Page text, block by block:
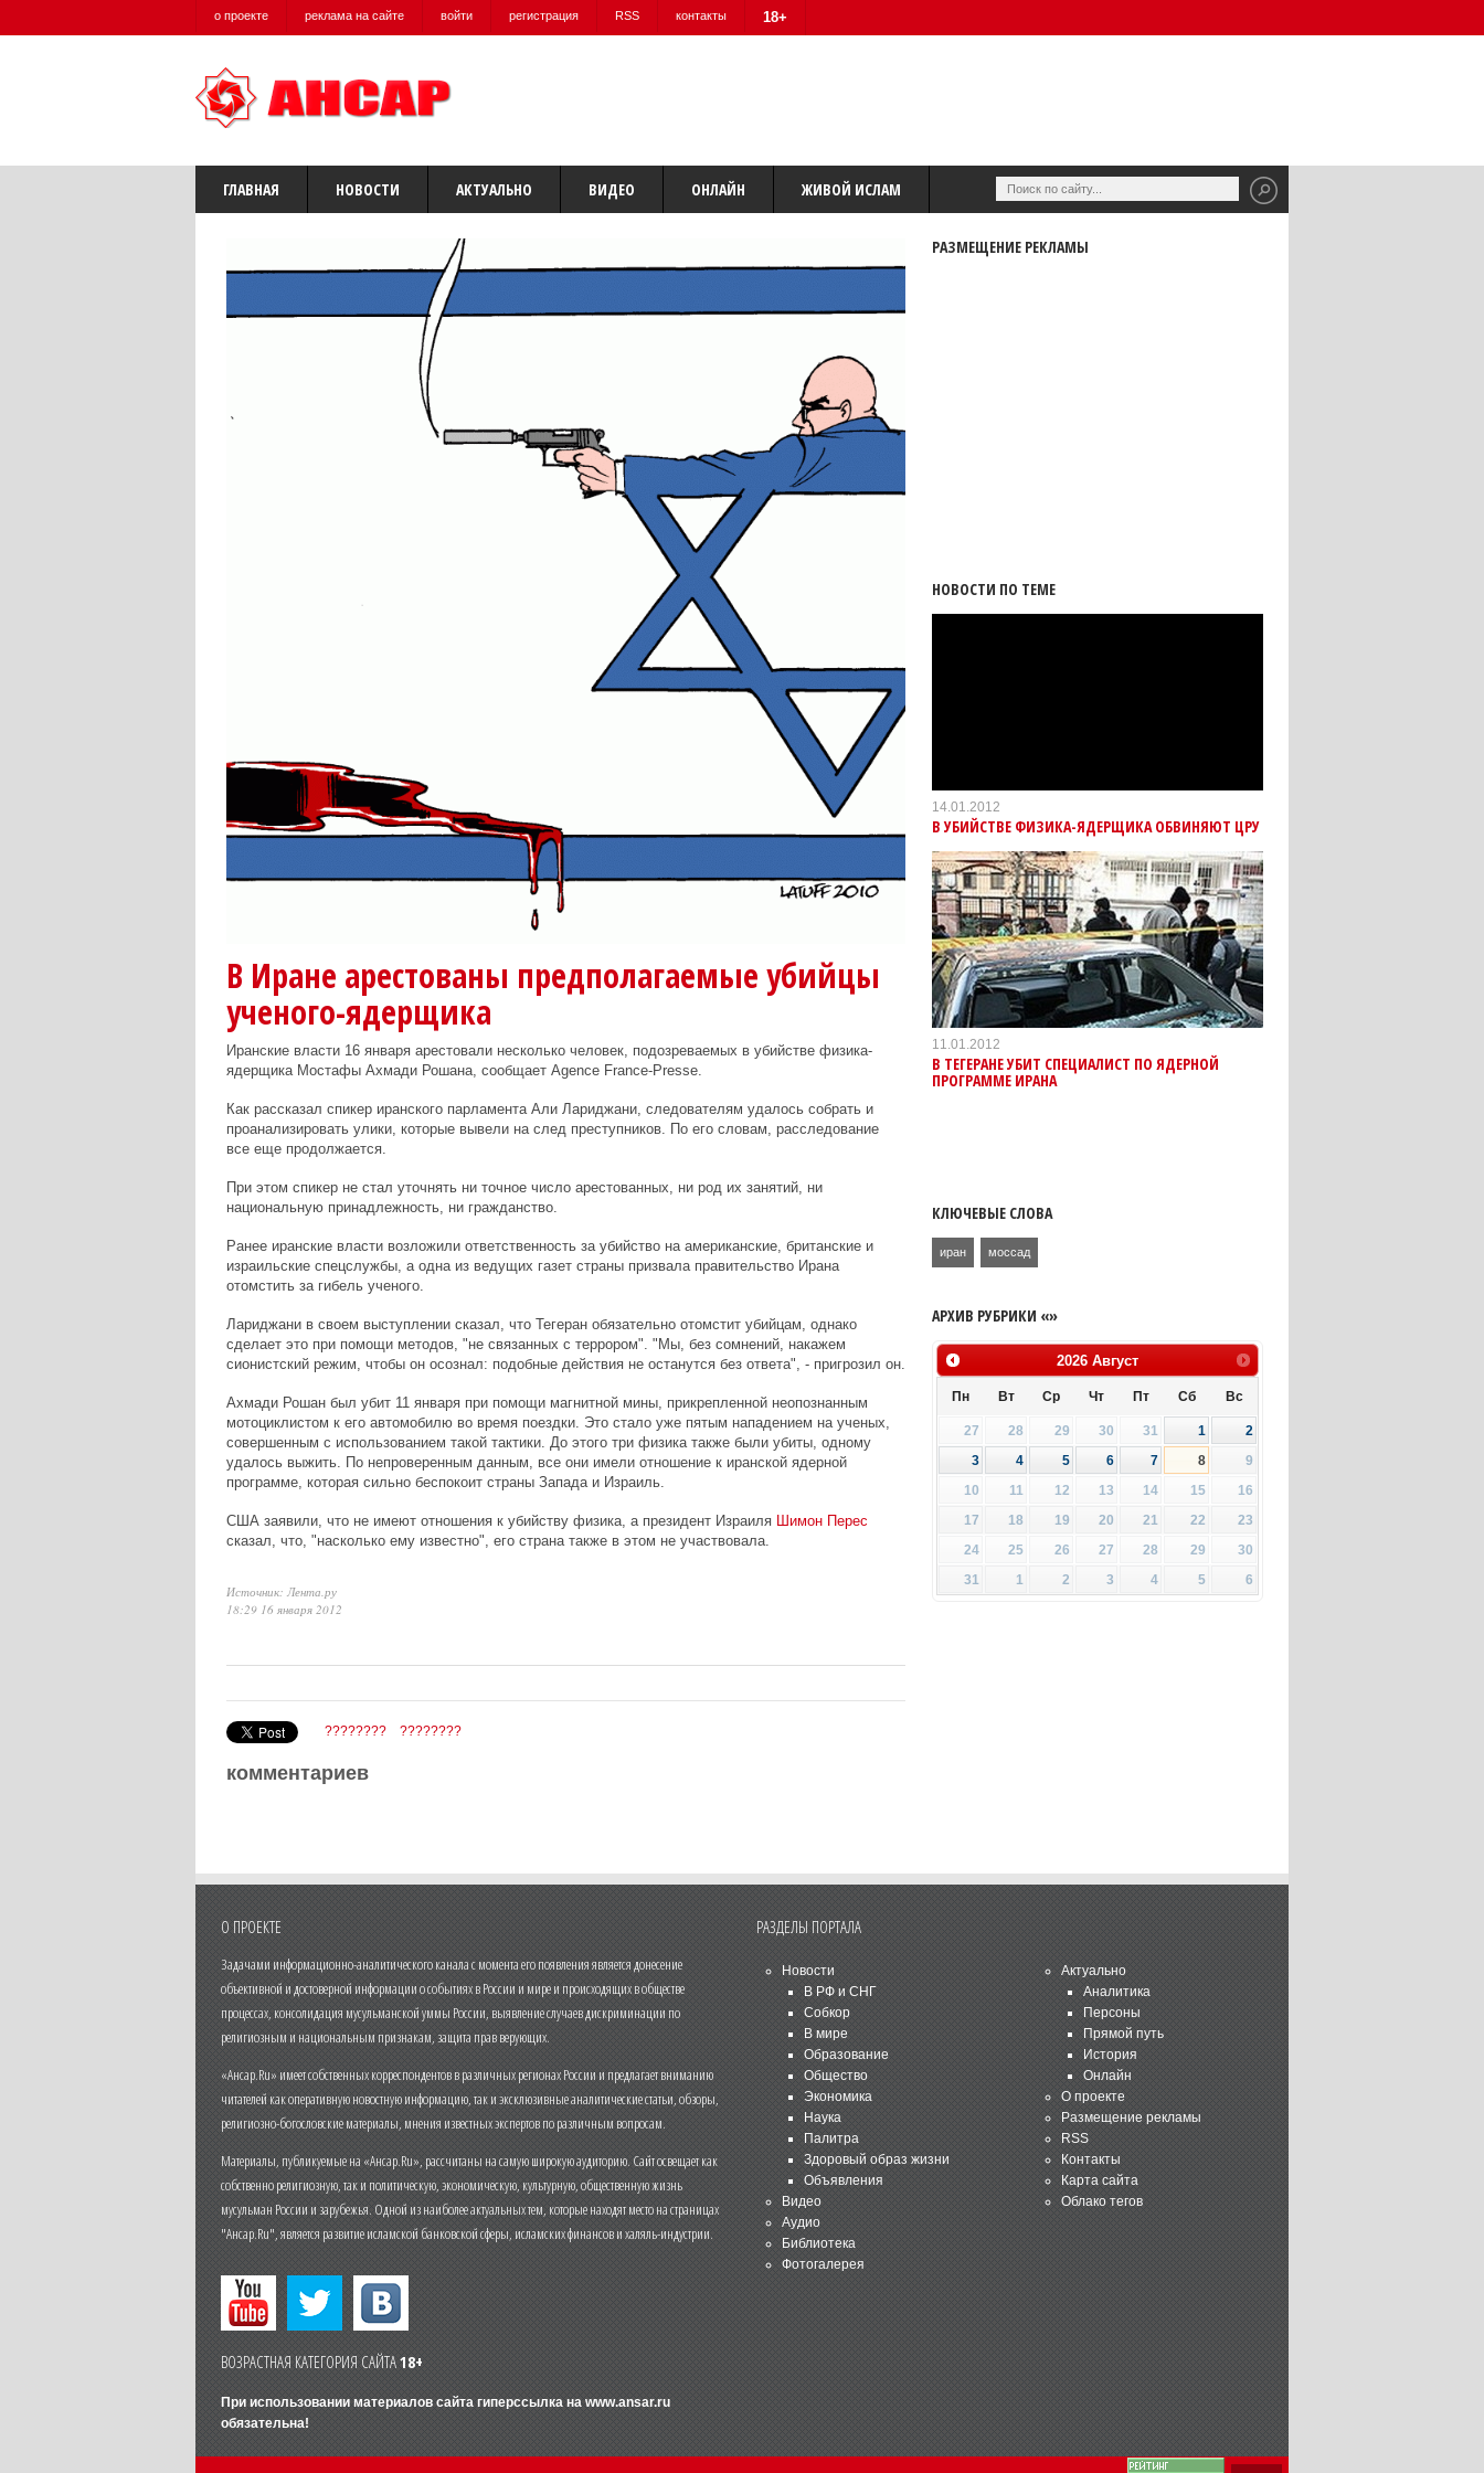
о проекте реклама на сайте войти регистрация RSS контакты 18+
ГЛАВНАЯ НОВОСТИ АКТУАЛЬНО ВИДЕО ОНЛАЙН ЖИВОЙ ИСЛАМ
В Иране арестованы предполагаемые убийцы
ученого-ядерщика
Иранские власти 16 января арестовали несколько человек, подозреваемых в убийстве физика-
ядерщика Мостафы Ахмади Рошана, сообщает Agence France-Presse.
Как рассказал спикер иранского парламента Али Лариджани, следователям удалось собрать и
проанализировать улики, которые вывели на след преступников. По его словам, расследование
все еще продолжается.
При этом спикер не стал уточнять ни точное число арестованных, ни род их занятий, ни
национальную принадлежность, ни гражданство.
Ранее иранские власти возложили ответственность за убийство на американские, британские и
израильские спецслужбы, а одна из ведущих газет страны призвала правительство Ирана
отомстить за гибель ученого.
Лариджани в своем выступлении сказал, что Тегеран обязательно отомстит убийцам, однако
сделает это при помощи методов, "не связанных с террором". "Мы, без сомнений, накажем
сионистский режим, чтобы он осознал: подобные действия не останутся без ответа", - пригрозил он.
Ахмади Рошан был убит 11 января при помощи магнитной мины, прикрепленной неопознанным
мотоциклистом к его автомобилю во время поездки. Это стало уже пятым нападением на ученых,
совершенным с использованием такой тактики. До этого три физика также были убиты, одному
удалось выжить. По непроверенным данным, все они имели отношение к иранской ядерной
программе, которая сильно беспокоит страны Запада и Израиль.
США заявили, что не имеют отношения к убийству физика, а президент Израиля Шимон Перес
сказал, что, "насколько ему известно", его страна также в этом не участвовала.
Источник: Лента.ру
18:29 16 января 2012
???????? ????????
комментариев
РАЗМЕЩЕНИЕ РЕКЛАМЫ
НОВОСТИ ПО ТЕМЕ
14.01.2012
В УБИЙСТВЕ ФИЗИКА-ЯДЕРЩИКА ОБВИНЯЮТ ЦРУ
11.01.2012
В ТЕГЕРАНЕ УБИТ СПЕЦИАЛИСТ ПО ЯДЕРНОЙ
ПРОГРАММЕ ИРАНА
КЛЮЧЕВЫЕ СЛОВА
иран моссад
АРХИВ РУБРИКИ «»
2026 Август
Пн Вт Ср Чт Пт Сб Вс
27 28 29 30 31 1
2
3
4 5 6 7 8
9
10
11 12 13 14 15
16
17
18 19 20 21 22
23
24
25 26 27 28 29
30
31
1 2 3 4 5 6
О ПРОЕКТЕ
Задачами информационно-аналитического канала с момента его появления является донесение
объективной и достоверной информации о событиях в России и мире и происходящих в обществе
процессах, консолидация мусульманской уммы России, выявление случаев дискриминации по
религиозным и национальным признакам, защита прав верующих.
«Ансар.Ru» имеет собственных корреспондентов в различных регионах России и предлагает вниманию
читателей как оперативную новостную информацию, так и эксклюзивные аналитические статьи, обзоры,
религиозно-богословские материалы, мнения известных экспертов по различным вопросам.
Материалы, публикуемые на «Ансар.Ru», рассчитаны на самую широкую аудиторию. Сайт освещает как
собственно религиозную, так и политическую, экономическую, культурную, общественную жизнь
мусульман России и зарубежья. Одной из наиболее актуальных тем, которые находят место на страницах
"Ансар.Ru", является развитие исламской банковской сферы, исламских финансов и халяль-индустрии.
ВОЗРАСТНАЯ КАТЕГОРИЯ САЙТА18+
При использовании материалов сайта гиперссылка на www.ansar.ru
обязательна!
РАЗДЕЛЫ ПОРТАЛА
Новости
В РФ и СНГ
Собкор
В мире
Образование
Общество
Экономика
Наука
Палитра
Здоровый образ жизни
Объявления
Видео
Аудио
Библиотека
Фотогалерея
Актуально
Аналитика
Персоны
Прямой путь
История
Онлайн
О проекте
Размещение рекламы
RSS
Контакты
Карта сайта
Облако тегов